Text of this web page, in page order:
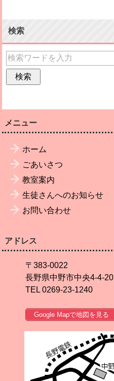
検索
メニュー
ホーム
ごあいさつ
教室案内
生徒さんへのお知らせ
お問い合わせ
アドレス
〒383-0022
長野県中野市中央4-4-20
TEL 0269-23-1240
Google Mapで地図を見る